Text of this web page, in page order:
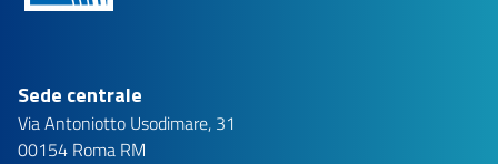
Sede centrale
Via Antoniotto Usodimare, 31
00154 Roma RM